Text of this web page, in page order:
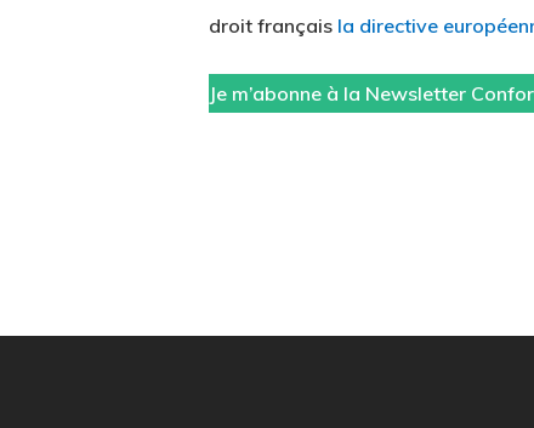
droit français la directive
Je m’abonne à la Newsletter